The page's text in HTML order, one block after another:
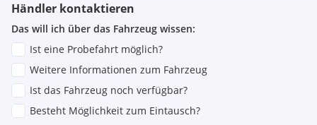
Wegfahrsperre
18 -Zoll-Leichmetallfelgen, 5-Doppelspeichen-Design
Alarmanlage, Glasbruchsensor
Geschwindigkeitsregelanlage, Lenkrad-Schalter
Klimaautomatik (dual)
Metallic Lackierung- Midnight Blue Metallic
Multimedia-Display, Umrandung schwarz
Händler kontaktieren
Das will ich über das Fahrzeug wissen:
Ist eine Probefahrt möglich?
Weitere Informationen zum Fahrzeug
Ist das Fahrzeug noch verfügbar?
Besteht Möglichkeit zum Eintausch?